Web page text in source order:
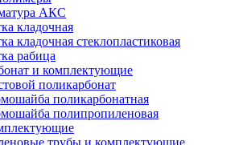
АКС
кладочная
кладочная стеклопластиковая
рабица
и комплектующие
поликарбонат
поликарбонатная
полипропиленовая
трубы и комплектующие